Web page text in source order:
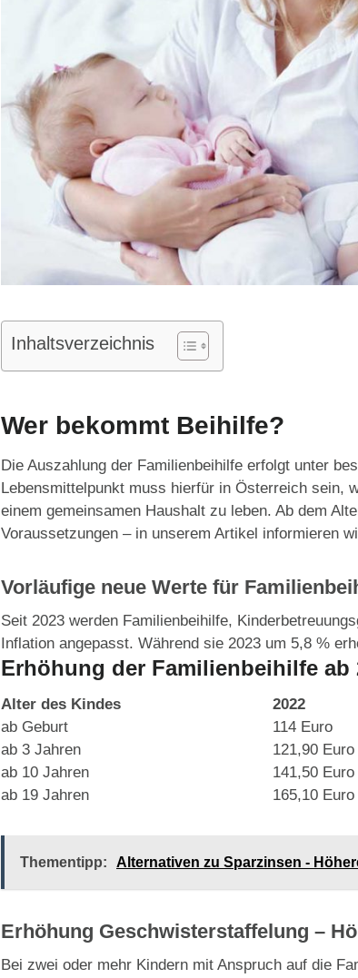
Inhaltsverzeichnis
Wer bekommt Beihilfe?
Die Auszahlung der Familienbeihilfe erfolgt unter
Lebensmittelpunkt muss hierfür in Österreich sein,
einem gemeinsamen Haushalt zu leben. Ab dem
Voraussetzungen – in unserem Artikel informieren
Vorläufige neue Werte für
Seit 2023 werden Familienbeihilfe,
Inflation angepasst. Während sie 2023 um 5,8 %
Erhöhung der Familienbeihilfe ab
Alter des Kindes 2022
ab Geburt
114 Euro
ab 3 Jahren
121,90 Euro
ab 10 Jahren
141,50 Euro
ab 19 Jahren
165,10 Euro
Thementipp: Alternativen zu Sparzinsen -
Erhöhung Geschwisterstaffelung –
Bei zwei oder mehr Kindern mit Anspruch auf die